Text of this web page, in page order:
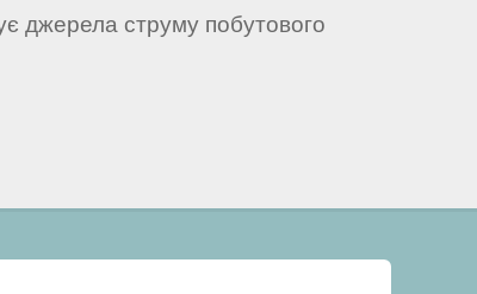
джерела струму побутового